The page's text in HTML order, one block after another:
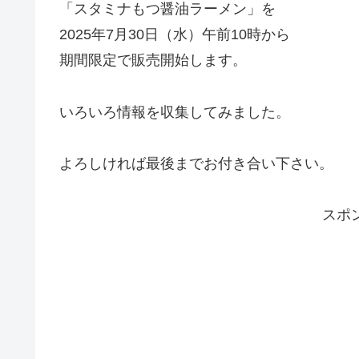
「スタミナもつ醤油ラーメン」を
2025年7月30日（水）午前10時から
期間限定で販売開始します。
いろいろ情報を収集してみました。
よろしければ最後までお付き合い下さい。
スポ